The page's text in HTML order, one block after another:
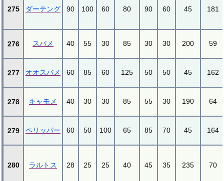
275 ダーテング 90 100 60 80 90 60 45 181
276 スバメ 40 55 30 85 30 30 200 59
277 オオスバメ 60 85 60 125 50 50 45 162
278 キャモメ 40 30 30 85 55 30 190 64
279 ペリッパー 60 50 100 65 85 70 45 164
280 ラルトス 28 25 25 40 45 35 235 70